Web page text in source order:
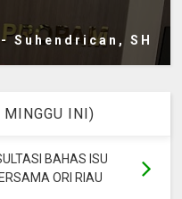
- Suhendrican, SH
MINGGU INI)
BAHAS ISU
ORI RIAU